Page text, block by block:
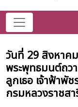
วันที่ 29 สิงหาค
พระพุทธมนต์ถว
ลูกเธอ เจ้าฟ้าพั
กรมหลวงราชส